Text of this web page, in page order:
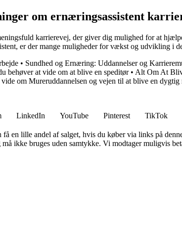
om ernæringsassistent
karrierevej, der giver dig mulighed for at
er der mange muligheder for vækst og udvikling i
• Sundhed og Ernæring: Uddannelser og
behøver at vide om at blive en speditør• Alt Om At
om Mureruddannelsen og vejen til at blive en dygtig
LinkedIn YouTube Pinterest TikTok
en lille andel af salget, hvis du køber via links på
ikke bruges uden samtykke. Vi modtager muligvis